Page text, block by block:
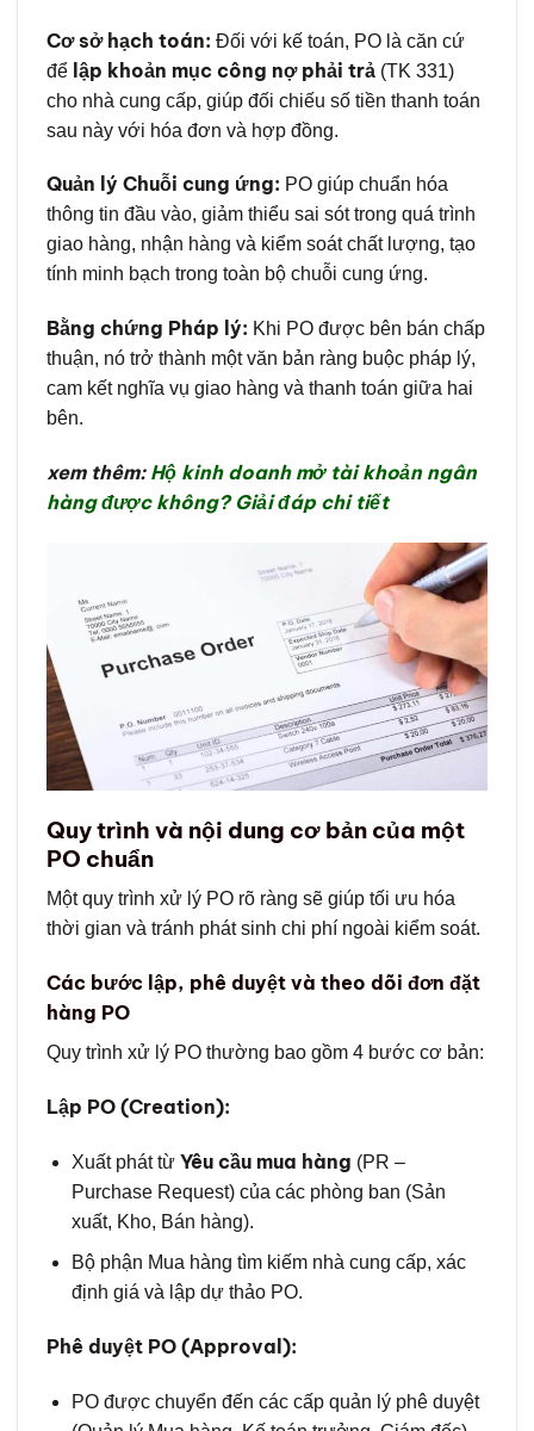
Cơ sở hạch toán: Đối với kế toán, PO là căn cứ
để lập khoản mục công nợ phải trả (TK 331)
cho nhà cung cấp, giúp đối chiếu số tiền thanh toán
sau này với hóa đơn và hợp đồng.
Quản lý Chuỗi cung ứng: PO giúp chuẩn hóa
thông tin đầu vào, giảm thiểu sai sót trong quá trình
giao hàng, nhận hàng và kiểm soát chất lượng, tạo
tính minh bạch trong toàn bộ chuỗi cung ứng.
Bằng chứng Pháp lý: Khi PO được bên bán chấp
thuận, nó trở thành một văn bản ràng buộc pháp lý,
cam kết nghĩa vụ giao hàng và thanh toán giữa hai
bên.
xem thêm: Hộ kinh doanh mở tài khoản ngân
hàng được không? Giải đáp chi tiết
Quy trình và nội dung cơ bản của một
PO chuẩn
Một quy trình xử lý PO rõ ràng sẽ giúp tối ưu hóa
thời gian và tránh phát sinh chi phí ngoài kiểm soát.
Các bước lập, phê duyệt và theo dõi đơn đặt
hàng PO
Quy trình xử lý PO thường bao gồm 4 bước cơ bản:
Lập PO (Creation):
Xuất phát từ Yêu cầu mua hàng (PR –
Purchase Request) của các phòng ban (Sản
xuất, Kho, Bán hàng).
Bộ phận Mua hàng tìm kiếm nhà cung cấp, xác
định giá và lập dự thảo PO.
Phê duyệt PO (Approval):
PO được chuyển đến các cấp quản lý phê duyệt